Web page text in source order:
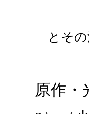
とその
原作・